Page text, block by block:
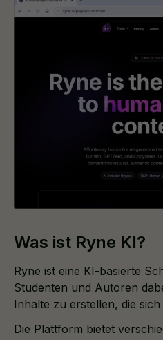
Was ist Ryne KI?
Ryne ist eine KI-basierte
Studenten und Autoren
Inhalte zu erstellen, die
Die Plattform bietet